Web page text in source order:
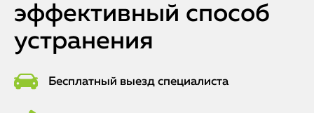
эффективный способ
устранения
Бесплатный выезд специалиста